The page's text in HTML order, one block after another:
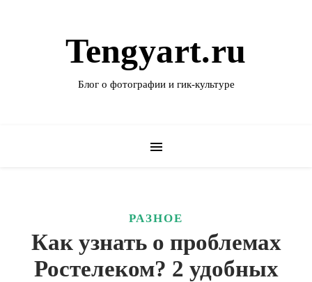
Tengyart.ru
Блог о фотографии и гик-культуре
РАЗНОЕ
Как узнать о проблемах
Ростелеком? 2 удобных